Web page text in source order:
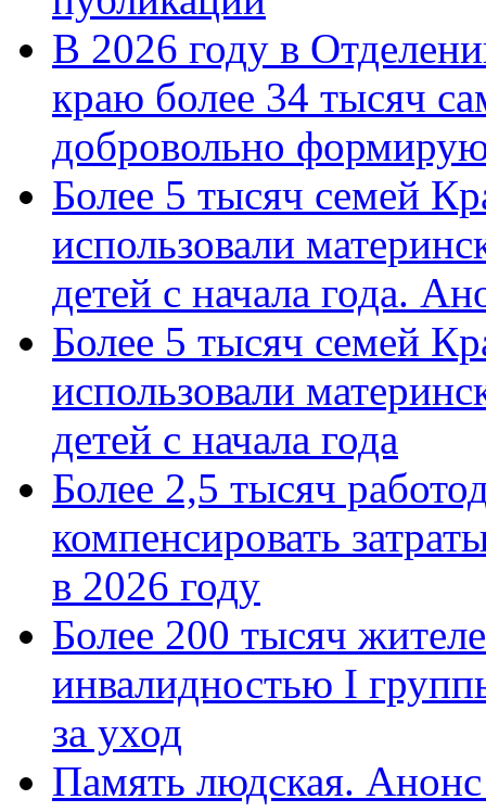
В 2026 году в
краю более 34 тысяч
добровольно
Более 5 тысяч семей
использовали
детей с начала года.
Более 5 тысяч семей
использовали
детей с начала года
Более 2,5 тысяч
компенсировать
в 2026 году
Более 200 тысяч
инвалидностью I
за уход
Память людская.